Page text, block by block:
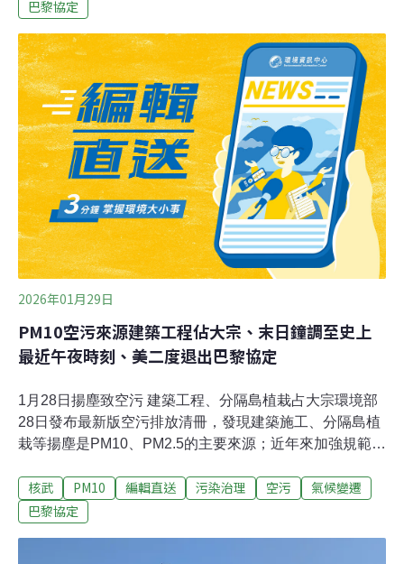
法設置害死動物最高罰200萬嘉義縣民雄鄉松山村被人發
力，不只動物，民眾也可能受危及。嘉義縣家畜疾病防治
所表示，一旦查獲非法設置山豬吊、捕獸鋏捕抓動物，將
依動物保護法開罰1萬5000元至7萬5000元；造成動物死
亡或肢體嚴重殘缺或重要器官功能喪失，最重可處2年有
期徒刑併科200萬元罰金。（自由時報報導）
巴黎協定
2026年01月29日
PM10空污來源建築工程佔大宗、末日鐘調至史上
最近午夜時刻、美二度退出巴黎協定
1月28日揚塵致空污 建築工程、分隔島植栽占大宗環境部
28日發布最新版空污排放清冊，發現建築施工、分隔島植
栽等揚塵是PM10、PM2.5的主要來源；近年來加強規範及
空污。（中央社報導）宜蘭動物農場34家 7家沒展演許可
宜蘭縣近年休閒動物農場愈來愈多，吸引許多遊客朝聖，
核武 PM10 編輯直送 污染治理 空污
氣候變遷
巴黎協定